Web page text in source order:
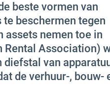
beste vormen van
beschermen tegen
assets nemen toe in
Rental Association)
diefstal van
de verhuur-, bouw-